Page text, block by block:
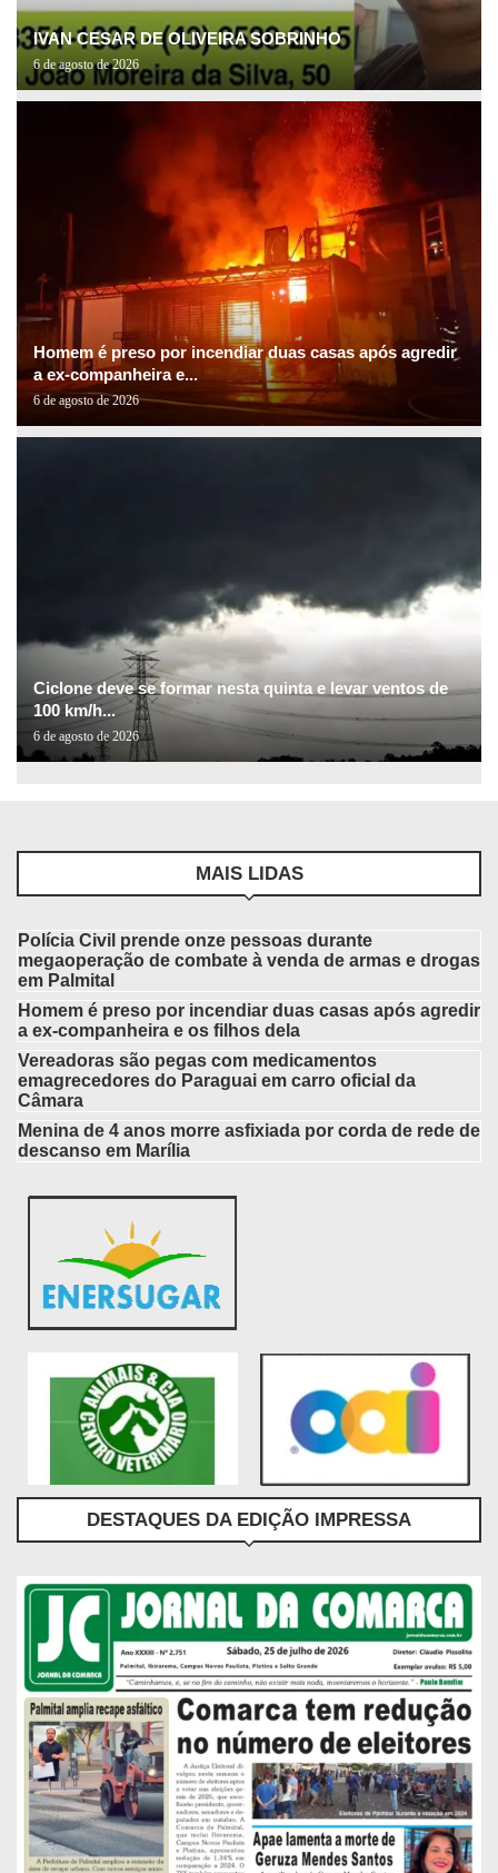
IVAN CESAR DE OLIVEIRA SOBRINHO
6 de agosto de 2026
Homem é preso por incendiar duas casas após agredir
a ex-companheira e...
6 de agosto de 2026
Ciclone deve se formar nesta quinta e levar ventos de
100 km/h...
6 de agosto de 2026
MAIS LIDAS
Polícia Civil prende onze pessoas durante
megaoperação de combate à venda de armas e drogas
em Palmital
Homem é preso por incendiar duas casas após agredir
a ex-companheira e os filhos dela
Vereadoras são pegas com medicamentos
emagrecedores do Paraguai em carro oficial da
Câmara
Menina de 4 anos morre asfixiada por corda de rede de
descanso em Marília
DESTAQUES DA EDIÇÃO IMPRESSA